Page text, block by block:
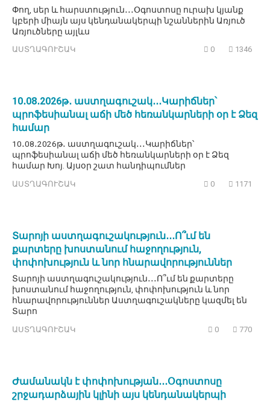
Փող, սեր և հարստություն․․․Օգոստոսը ուրախ կյանք
կբերի միայն այս կենդանակերպի նշաններին Առյուծ
Առյուծները այլևս
ԱՍՏՂԱԳՈՒՇԱԿ 0 1346
10․08․2026թ․ աստղագուշակ․․․Կարիճներ՝
պրոֆեսիանալ աճի մեծ հեռանկարների օր է Ձեզ
համար
10․08․2026թ․ աստղագուշակ․․․Կարիճներ՝
պրոֆեսիանալ աճի մեծ հեռանկարների օր է Ձեզ
համար Խոյ. Այսօր շատ հանդիպումներ
ԱՍՏՂԱԳՈՒՇԱԿ 0 1171
Տարոյի աստղագուշակություն․․․Ո՞ւմ են
քարտերը խոստանում հաջողություն,
փոփոխություն և նոր հնարավորություններ
Տարոյի աստղագուշակություն․․․Ո՞ւմ են քարտերը
խոստանում հաջողություն, փոփոխություն և նոր
հնարավորություններ Աստղագուշակները կազմել են
Տարո
ԱՍՏՂԱԳՈՒՇԱԿ 0 770
Ժամանակն է փոփոխության․․․Օգոստոսը
շրջադարձային կլինի այս կենդանակերպի